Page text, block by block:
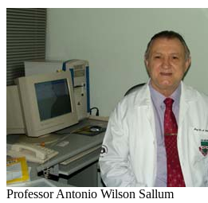
Professor Antonio Wilson Sallum